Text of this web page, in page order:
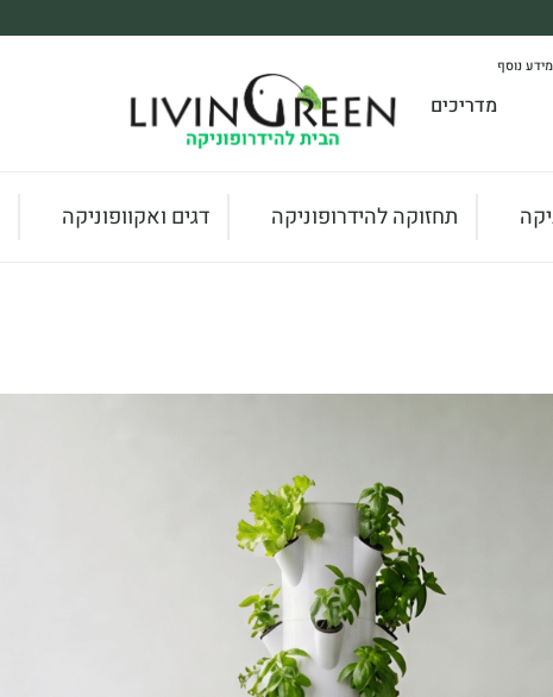
מידע נוסף
מדריכים
תחזוקה להידרופוניקה דגים ואקוופוניקה